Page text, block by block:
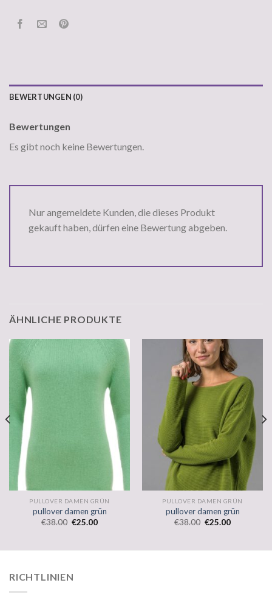
BEWERTUNGEN (0)
Bewertungen
Es gibt noch keine Bewertungen.
Nur angemeldete Kunden, die dieses Produkt
gekauft haben, dürfen eine Bewertung abgeben.
ÄHNLICHE PRODUKTE
PULLOVER DAMEN GRÜN
pullover damen grün
€38.00 €25.00
PULLOVER DAMEN GRÜN
pullover damen grün
€38.00 €25.00
RICHTLINIEN